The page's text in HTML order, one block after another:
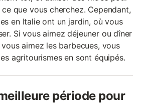
que vous cherchez. Cependant,
en Italie ont un jardin, où vous
Si vous aimez déjeuner ou dîner
aimez les barbecues, vous
agritourismes en sont équipés.
période pour